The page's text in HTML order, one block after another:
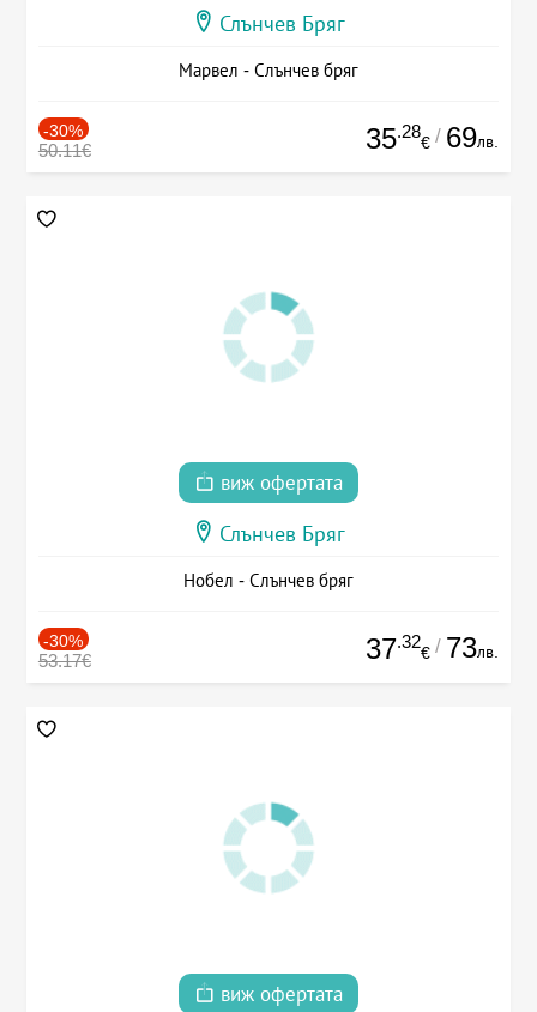
Слънчев Бряг
Марвел - Слънчев бряг
-30%
50.11€ 35.28
€ / 69лв.
виж офертата
Слънчев Бряг
Нобел - Слънчев бряг
-30%
53.17€ 37.32
€ / 73лв.
виж офертата